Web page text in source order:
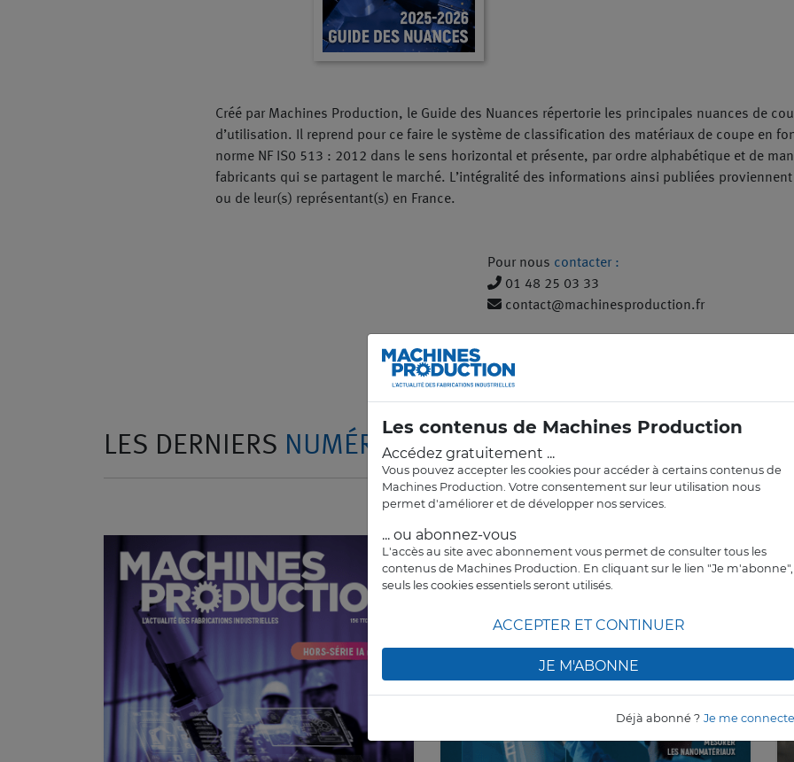
Les contenus de Machines Production
Accédez gratuitement ...
Vous pouvez accepter les cookies pour accéder à certains contenus de
Machines Production. Votre consentement sur leur utilisation nous
permet d'améliorer et de développer nos services.
... ou abonnez-vous
L'accès au site avec abonnement vous permet de consulter tous les
contenus de Machines Production. En cliquant sur le lien "Je m'abonne",
seuls les cookies essentiels seront utilisés.
ACCEPTER ET CONTINUER
JE M'ABONNE
Déjà abonné ? Je me connecte
Créé par Machines Production, le Guide des Nuances répertorie les principales nuances de
d’utilisation. Il reprend pour ce faire le système de classification des matériaux de coupe en
norme NF IS0 513 : 2012 dans le sens horizontal et présente, par ordre alphabétique et de
fabricants qui se partagent le marché. L’intégralité des informations ainsi publiées
ou de leur(s) représentant(s) en France.
Pour nous contacter :
01 48 25 03 33
contact@machinesproduction.fr
LES DERNIERS NUMÉROS